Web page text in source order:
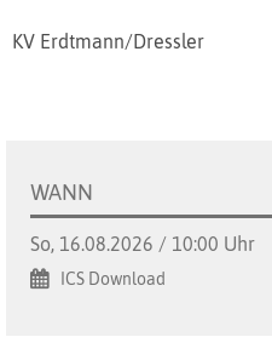
KV Erdtmann/Dressler
WANN
So, 16.08.2026 / 10:00 Uhr
ICS Download